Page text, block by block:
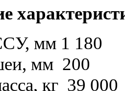
мм 1 180
мм 200
кг 39 000